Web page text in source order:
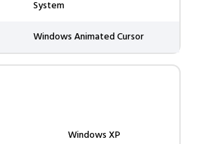
System
Windows Animated Cursor
Windows XP